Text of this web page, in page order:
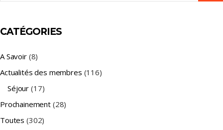
CATÉGORIES
A Savoir(8)
Actualités des membres (116)
Séjour (17)
Prochainement (28)
Toutes (302)